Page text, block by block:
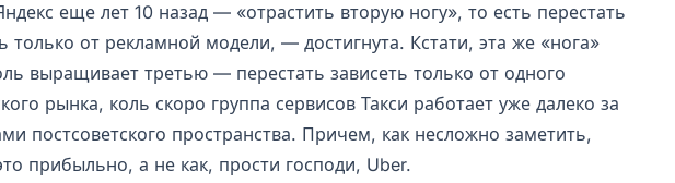
еще лет 10 назад — «отрастить вторую ногу», то есть перестать
только от рекламной модели, — достигнута. Кстати, эта же «нога»
выращивает третью — перестать зависеть только от одного
рынка, коль скоро группа сервисов Такси работает уже далеко за
постсоветского пространства. Причем, как несложно заметить,
прибыльно, а не как, прости господи, Uber.